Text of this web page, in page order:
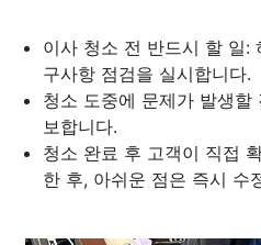
이사 청소 전 반드시 할 일:
구사항 점검을 실시합니다.
청소 도중에 문제가 발생할
보합니다.
청소 완료 후 고객이 직접
한 후, 아쉬운 점은 즉시 수